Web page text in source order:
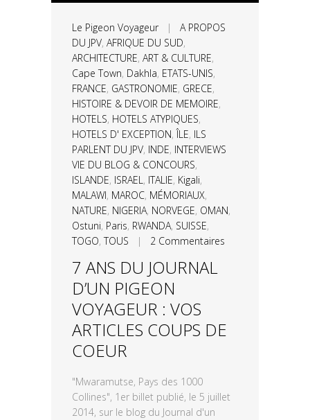
Le Pigeon Voyageur| A PROPOS
DU JPV, AFRIQUE DU SUD,
ARCHITECTURE, ART & CULTURE,
Cape Town, Dakhla, ETATS-UNIS,
FRANCE, GASTRONOMIE, GRECE,
HISTOIRE & DEVOIR DE MEMOIRE,
HOTELS, HOTELS ATYPIQUES,
HOTELS D' EXCEPTION,ÎLE, ILS
PARLENT DU JPV, INDE, INTERVIEWS
VIE DU BLOG & CONCOURS,
ISLANDE, ISRAEL, ITALIE, Kigali,
MALAWI, MAROC, MÉMORIAUX,
NATURE, NIGERIA, NORVEGE, OMAN,
Ostuni, Paris, RWANDA, SUISSE,
TOGO,TOUS | 2 Commentaires
7 ANS DU JOURNAL
D’UN PIGEON
VOYAGEUR : VOS
ARTICLES COUPS DE
COEUR
"Mwaramutse, Pays des 1000
Collines", 1er billet publié, le 5 juillet
2014, sur le blog du Journal d'un